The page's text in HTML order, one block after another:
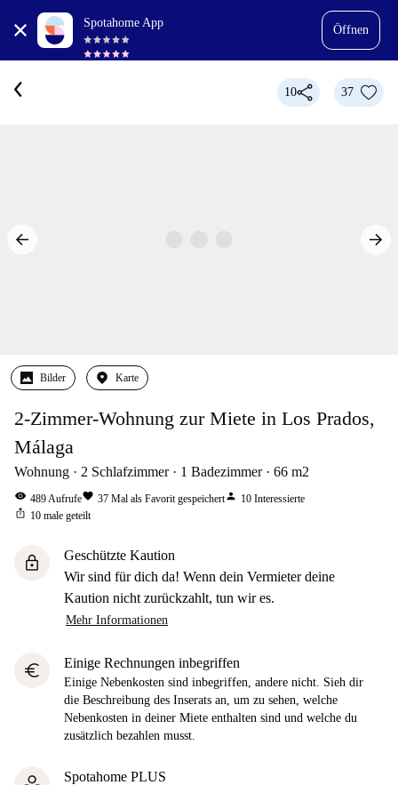
Spotahome App
Öffnen
10 37
Bilder Karte
2-Zimmer-Wohnung zur Miete in Los Prados,
Málaga
Wohnung 2 Schlafzimmer 1 Badezimmer 66 m2
visibility 489Aufrufefavorite 37 Mal als Favorit gespeichertperson 10 Interessierte
ios_share 10 male geteilt
lock
Geschützte Kaution
Wir sind für dich da! Wenn dein Vermieter deine
Kaution nicht zurückzahlt, tun wir es.
Mehr Informationen
euro Einige Rechnungen inbegriffen
Einige Nebenkosten sind inbegriffen, andere nicht. Sieh dir
die Beschreibung des Inserats an, um zu sehen, welche
Nebenkosten in deiner Miete enthalten sind und welche du
zusätzlich bezahlen musst.
Spotahome PLUS